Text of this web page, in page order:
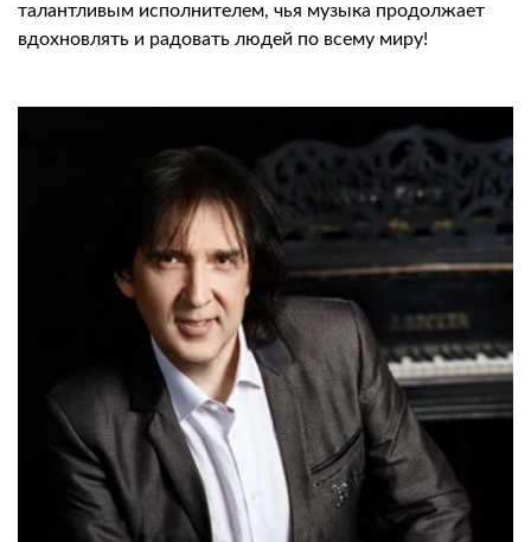
талантливым исполнителем, чья музыка продолжает
вдохновлять и радовать людей по всему миру!